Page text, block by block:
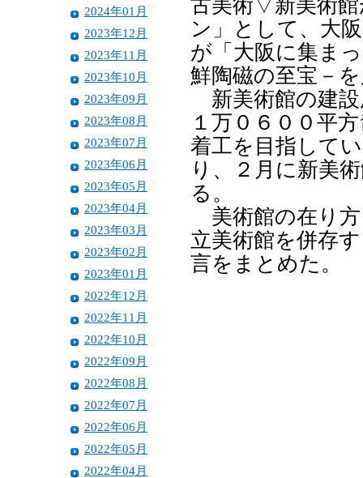
2024年01月
2023年12月
2023年11月
2023年10月
2023年09月
2023年08月
2023年07月
2023年06月
2023年05月
2023年04月
2023年03月
2023年02月
2023年01月
2022年12月
2022年11月
2022年10月
2022年09月
2022年08月
2022年07月
2022年06月
2022年05月
2022年04月
古美術▽新美術
ン」として、大
が「大阪に集ま
鮮陶磁の至宝－
新美術館の建設
１万０６００平
着工を目指して
り、２月に新美
る。
美術館の在り方
立美術館を併存
言をまとめた。